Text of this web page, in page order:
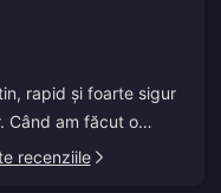
rapid și foarte sigur
Când am făcut o
rezolvat rapid și a
recenziile